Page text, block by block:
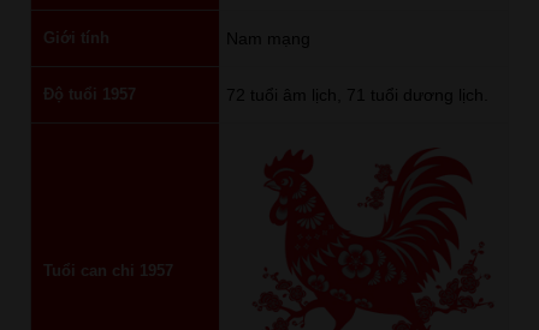
Giới tính Nam mạng
Độ tuổi 1957 72 tuổi âm lịch, 71 tuổi dương lịch.
Tuổi can chi 1957